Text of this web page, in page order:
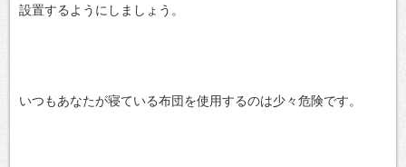
設置するようにしましょう。
いつもあなたが寝ている布団を使用するのは少々危険です。